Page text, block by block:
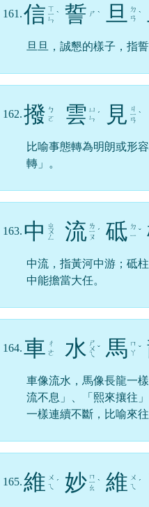
161.信 ㄒ
ㄧ
ㄣ
ˋ 誓 ㄕ ˋ 旦 ㄉ
ㄢ ˋ
旦旦，誠懇的樣子，指
162.撥 ㄅ
ㄛ
雲 ㄩ
ㄣ ˊ 見 ㄐ
ㄧ
ㄢ
ˋ
比喻事態轉為明朗或形
轉」。
163. 中 ㄓ
ㄨ
ㄥ 流 ㄌ
ㄧ
ㄡ
ˊ 砥 ㄉ
ㄧ ˇ
中流，指黃河中游；砥
中能擔當大任。
164.車 ㄔ
ㄜ
水 ㄕ
ㄨ
ㄟ
ˇ 馬 ㄇ
ㄚ ˇ
車像流水，馬像長龍一
流不息」、「熙來攘往
一樣連續不斷，比喻來
165.維 ㄨ
ㄟ
ˊ 妙 ㄇ
ㄧ
ㄠ
ˋ 維 ㄨ
ㄟ
ˊ